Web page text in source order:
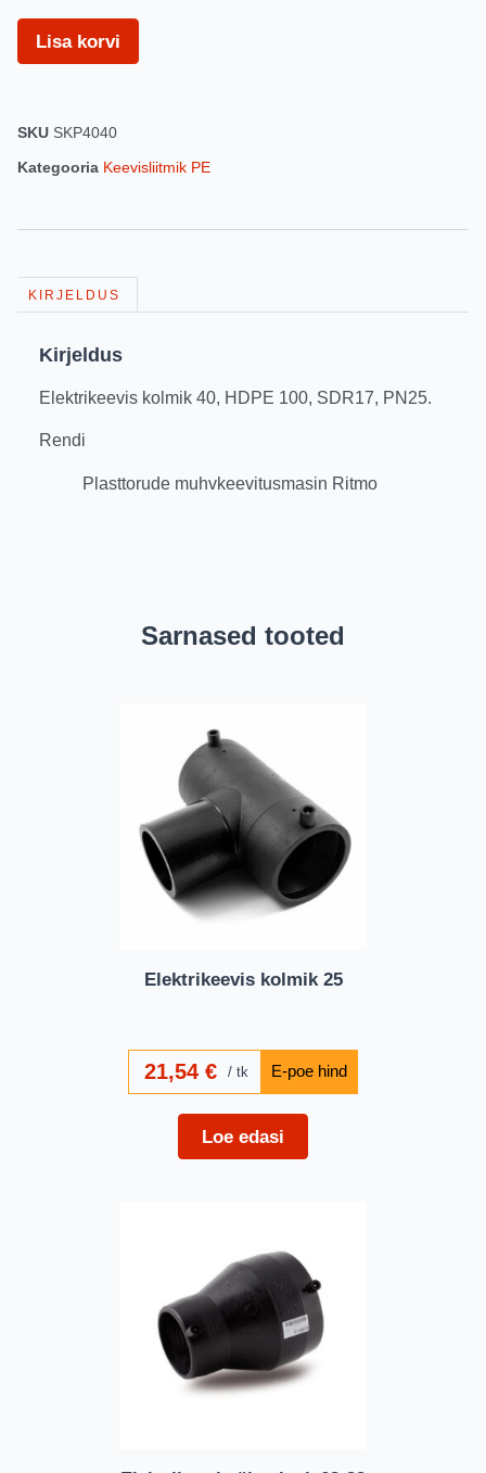
Lisa korvi
SKU SKP4040
Kategooria Keevisliitmik PE
KIRJELDUS
Kirjeldus
Elektrikeevis kolmik 40, HDPE 100, SDR17, PN25.
Rendi
Plasttorude muhvkeevitusmasin Ritmo
Sarnased tooted
Elektrikeevis kolmik 25
21,54 € tk
Loe edasi